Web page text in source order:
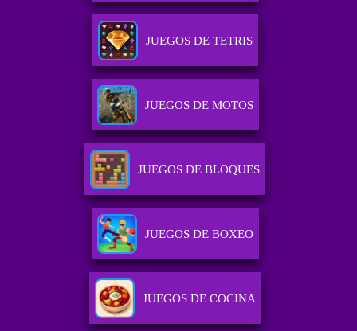
JUEGOS DE TETRIS
JUEGOS DE MOTOS
JUEGOS DE BLOQUES
JUEGOS DE BOXEO
JUEGOS DE COCINA